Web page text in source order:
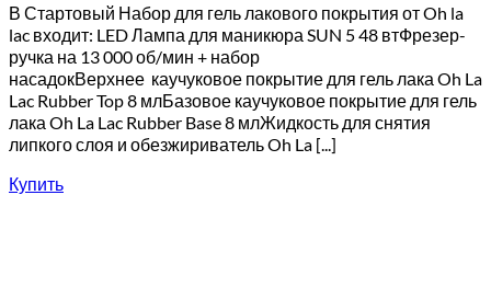
В Стартовый Набор для гель лакового покрытия от Oh la
lac входит: LED Лампа для маникюра SUN 5 48 втФрезер-
ручка на 13 000 об/мин + набор
насадокВерхнее каучуковое покрытие для гель лака Oh La
Lac Rubber Top 8 млБазовое каучуковое покрытие для гель
лака Oh La Lac Rubber Base 8 млЖидкость для снятия
липкого слоя и обезжириватель Oh La [...]
Купить